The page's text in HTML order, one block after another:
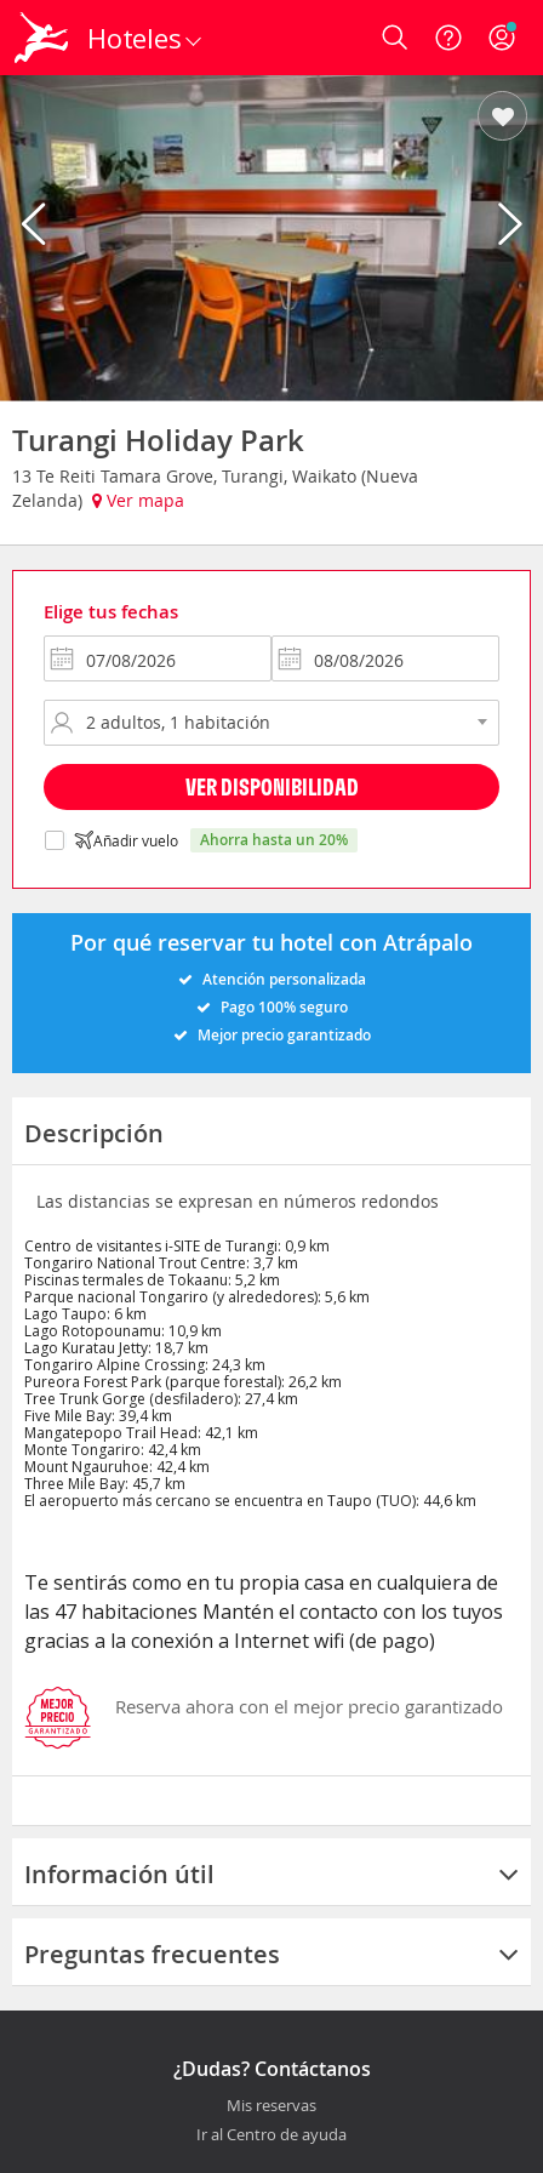
Hoteles Login
Turangi Holiday Park
13 Te Reiti Tamara Grove, Turangi, Waikato (Nueva
Zelanda)
Ver mapa
Elige tus fechas
VER DISPONIBILIDAD
Añadir vuelo ahorra hasta un 20%
Por qué reservar tu hotel con Atrápalo
Atención personalizada
Pago 100% seguro
Mejor precio garantizado
Descripción
Las distancias se expresan en números redondos
Centro de visitantes i-SITE de Turangi: 0,9 km
Tongariro National Trout Centre: 3,7 km
Piscinas termales de Tokaanu: 5,2 km
Parque nacional Tongariro (y alrededores): 5,6 km
Lago Taupo: 6 km
Lago Rotopounamu: 10,9 km
Lago Kuratau Jetty: 18,7 km
Tongariro Alpine Crossing: 24,3 km
Pureora Forest Park (parque forestal): 26,2 km
Tree Trunk Gorge (desfiladero): 27,4 km
Five Mile Bay: 39,4 km
Mangatepopo Trail Head: 42,1 km
Monte Tongariro: 42,4 km
Mount Ngauruhoe: 42,4 km
Three Mile Bay: 45,7 km
El aeropuerto más cercano se encuentra en Taupo (TUO): 44,6 km
Te sentirás como en tu propia casa en cualquiera de
las 47 habitaciones Mantén el contacto con los tuyos
gracias a la conexión a Internet wifi (de pago)
Reserva ahora con el mejor precio garantizado
Información útil
Preguntas frecuentes
¿Dudas? Contáctanos
Mis reservas
Ir al Centro de ayuda